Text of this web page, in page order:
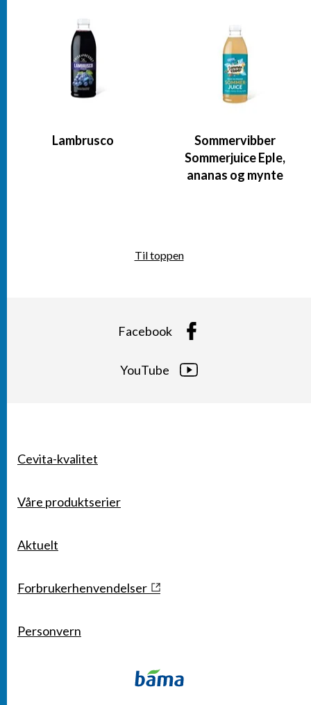
Lambrusco
Sommervibber
Sommerjuice Eple,
ananas og mynte
Til toppen
Facebook
YouTube
SNARVEIER
Cevita-kvalitet
Våre produktserier
Aktuelt
Forbrukerhenvendelser
Personvern